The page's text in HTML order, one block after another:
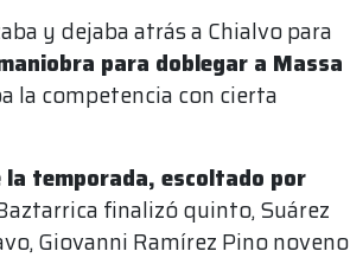
y dejaba atrás a Chialvo para
para doblegar a Massa
la competencia con cierta
temporada, escoltado por
finalizó quinto, Suárez
Giovanni Ramírez Pino noveno